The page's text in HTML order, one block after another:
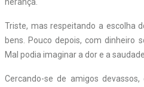
Triste, mas respeitando a escolha
bens. Pouco depois, com dinheiro
Mal podia imaginar a dor e a
Cercando-se de amigos